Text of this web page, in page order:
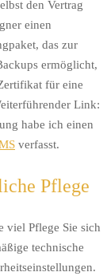
den Vertrag
einen
das zur
ermöglicht,
für eine
Link:
habe ich einen
verfasst.
Pflege
viel Pflege Sie sich
technische